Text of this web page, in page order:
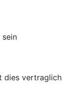
sein
dies vertraglich